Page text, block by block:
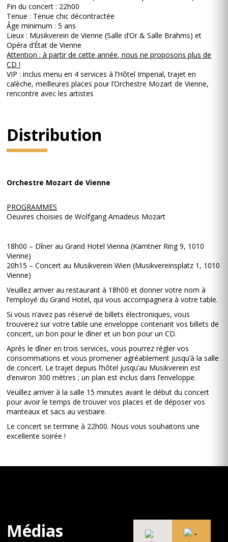
Fin du concert : 22h00
Tenue : Tenue chic décontractée
Âge minimum : 5 ans
Lieux : Musikverein de Vienne (Salle d’Or & Salle Brahms) et
Opéra d’État de Vienne
Attention : à partir de cette année, nous ne proposons plus de
CD !
VIP : inclus menu en 4 services à l’Hôtel Imperial, trajet en
calèche, meilleures places pour l’Orchestre Mozart de Vienne,
rencontre avec les artistes
Distribution
Orchestre Mozart de Vienne
PROGRAMMES
Oeuvres choisies de Wolfgang Amadeus Mozart
18h00 – Dîner au Grand Hotel Vienna (Kärntner Ring 9, 1010
Vienne)
20h15 – Concert au Musikverein Wien (Musikvereinsplatz 1, 1010
Vienne)
Veuillez arriver au restaurant à 18h00 et donner votre nom à
l’employé du Grand Hotel, qui vous accompagnera à votre table.
Si vous n’avez pas réservé de billets électroniques, vous
trouverez sur votre table une enveloppe contenant vos billets de
concert, un bon pour le dîner et un bon pour un CD.
Après le dîner en trois services, vous pourrez régler vos
consommations et vous promener agréablement jusqu’à la salle
de concert. Le trajet depuis l’hôtel jusqu’au Musikverein est
d’environ 300 mètres ; un plan est inclus dans l’enveloppe.
Veuillez arriver à la salle 15 minutes avant le début du concert
pour avoir le temps de trouver vos places et de déposer vos
manteaux et sacs au vestiaire.
Le concert se termine à 22h00. Nous vous souhaitons une
excellente soirée !
Médias